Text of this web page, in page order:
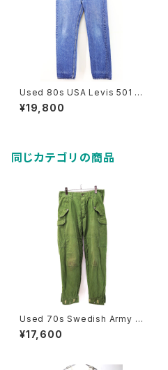
Used 80s USA Levis 501 Bl
ue Denim Pants Size W32
L31 古着
¥19,800
同じカテゴリの商品
Used 70s Swedish Army M
-59 Military Cargo Pants Si
ze W32 L30 古着
¥17,600